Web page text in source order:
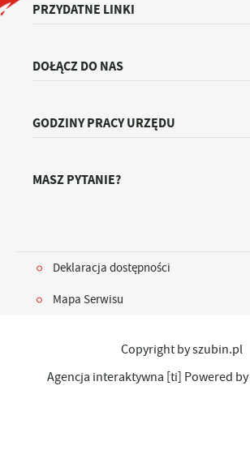
PRZYDATNE LINKI
DOŁĄCZ DO NAS
GODZINY PRACY URZĘDU
MASZ PYTANIE?
Deklaracja dostępności
Mapa Serwisu
Copyright by szubin.pl
Agencja interaktywna [ti] Powered by